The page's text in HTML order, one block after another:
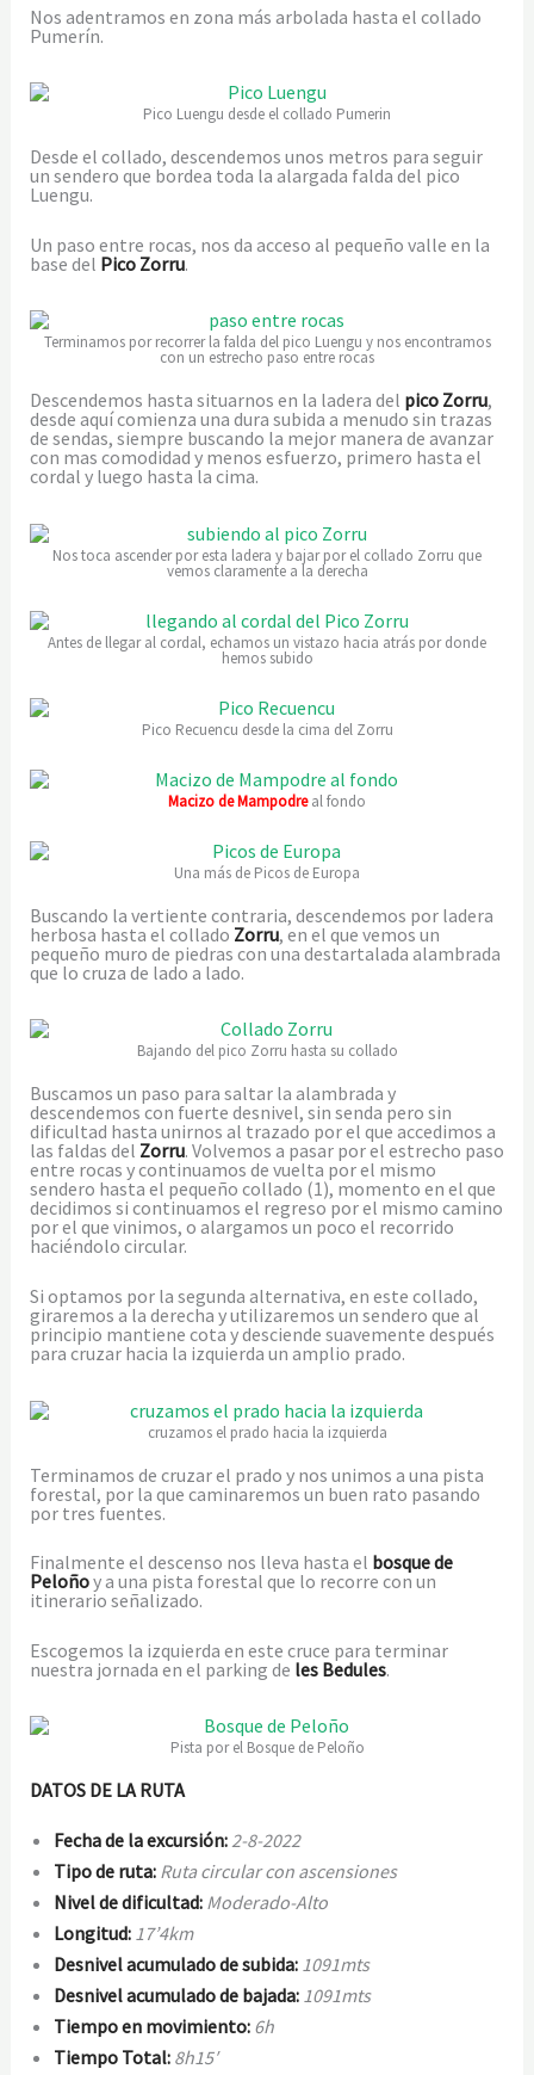
Nos adentramos en zona más arbolada hasta el collado
Pumerín.
Pico Luengu desde el collado Pumerin
Desde el collado, descendemos unos metros para seguir
un sendero que bordea toda la alargada falda del pico
Luengu.
Un paso entre rocas, nos da acceso al pequeño valle en la
base del Pico Zorru.
Terminamos por recorrer la falda del pico Luengu y nos encontramos
con un estrecho paso entre rocas
Descendemos hasta situarnos en la ladera del pico Zorru,
desde aquí comienza una dura subida a menudo sin trazas
de sendas, siempre buscando la mejor manera de avanzar
con mas comodidad y menos esfuerzo, primero hasta el
cordal y luego hasta la cima.
Nos toca ascender por esta ladera y bajar por el collado Zorru que
vemos claramente a la derecha
Antes de llegar al cordal, echamos un vistazo hacia atrás por donde
hemos subido
Pico Recuencu desde la cima del Zorru
Macizo de Mampodreal fondo
Una más de Picos de Europa
Buscando la vertiente contraria, descendemos por ladera
herbosa hasta el collado Zorru, en el que vemos un
pequeño muro de piedras con una destartalada alambrada
que lo cruza de lado a lado.
Bajando del pico Zorru hasta su collado
Buscamos un paso para saltar la alambrada y
descendemos con fuerte desnivel, sin senda pero sin
dificultad hasta unirnos al trazado por el que accedimos a
las faldas del Zorru. Volvemos a pasar por el estrecho paso
entre rocas y continuamos de vuelta por el mismo
sendero hasta el pequeño collado (1), momento en el que
decidimos si continuamos el regreso por el mismo camino
por el que vinimos, o alargamos un poco el recorrido
haciéndolo circular.
Si optamos por la segunda alternativa, en este collado,
giraremos a la derecha y utilizaremos un sendero que al
principio mantiene cota y desciende suavemente después
para cruzar hacia la izquierda un amplio prado.
cruzamos el prado hacia la izquierda
Terminamos de cruzar el prado y nos unimos a una pista
forestal, por la que caminaremos un buen rato pasando
por tres fuentes.
Finalmente el descenso nos lleva hasta el bosque de
Peloñoy a una pista forestal que lo recorre con un
itinerario señalizado.
Escogemos la izquierda en este cruce para terminar
nuestra jornada en el parking de les Bedules.
Pista por el Bosque de Peloño
DATOS DE LA RUTA
Fecha de la excursión:2-8-2022
Tipo de ruta: Ruta circular con ascensiones
Nivel de dificultad: Moderado-Alto
Longitud: 17’4km
Desnivel acumulado de subida: 1091mts
Desnivel acumulado de bajada: 1091mts
Tiempo en movimiento: 6h
Tiempo Total: 8h15′